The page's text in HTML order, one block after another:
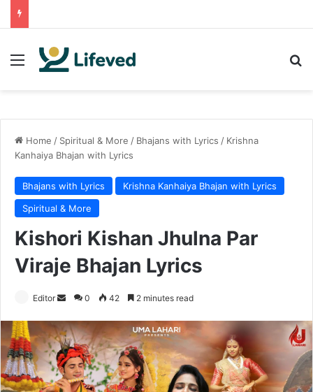
Menu
Home / Spiritual & More / Bhajans with Lyrics / Krishna
Kanhaiya Bhajan with Lyrics
Bhajans with Lyrics
Krishna Kanhaiya Bhajan with Lyrics
Spiritual & More
Kishori Kishan Jhulna Par
Viraje Bhajan Lyrics
Editor
Send
email
0 42 2 minutes read